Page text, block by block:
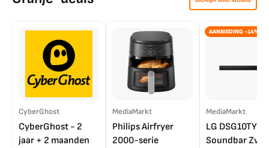
CyberGhost
CyberGhost - 2
jaar + 2 maanden
MediaMarkt
Philips Airfryer
2000-serie
AANBIEDING -14%
MediaMarkt
LG DSG10TY
Soundbar